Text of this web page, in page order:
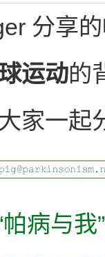
分享的
运动的
家一起
帕病与